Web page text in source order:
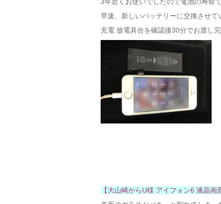
早速、新しいバッテリーに交換させて
充電 放電具合を確認後30分でお渡し
【大山崎からU様 アイフォン6 液晶画